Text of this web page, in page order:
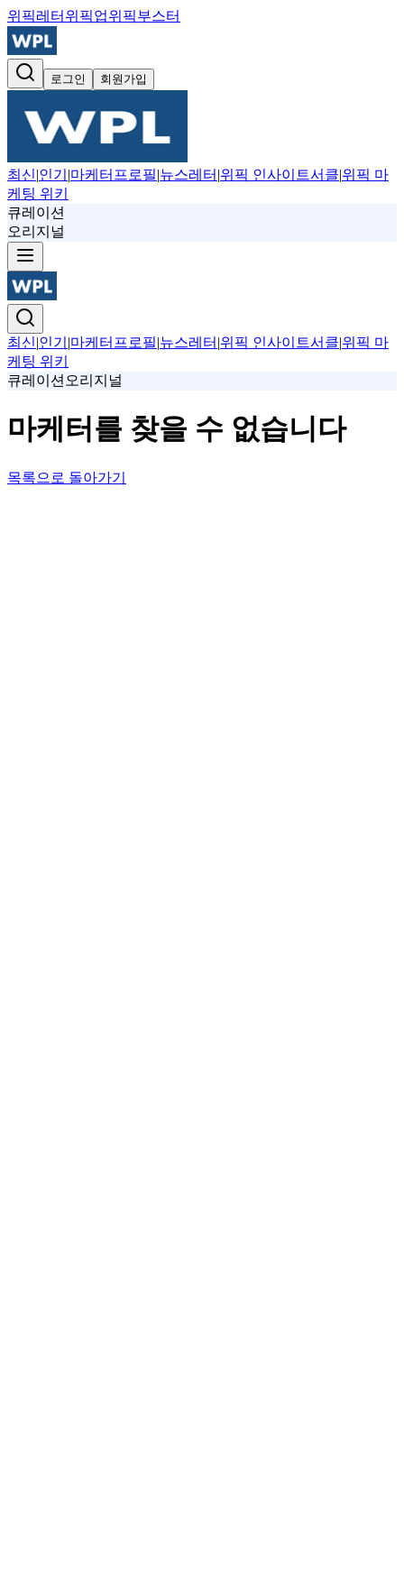
위픽레터 위픽업위픽부스터
로그인 회원가입
최신|인기 |마케터프로필|뉴스레터 |위픽 인사이트서클|위픽 마
케팅 위키
큐레이션
오리지널
최신|인기 |마케터프로필|뉴스레터 |위픽 인사이트서클|위픽 마
케팅 위키
큐레이션 오리지널
마케터를 찾을 수 없습니다
목록으로 돌아가기